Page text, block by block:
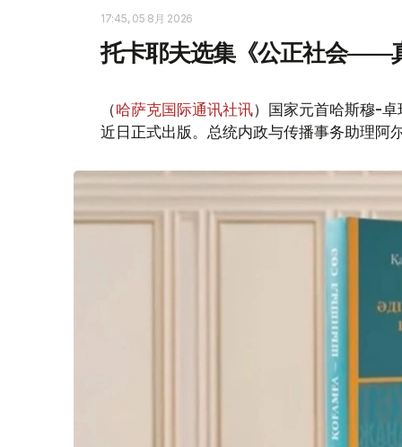
17:45, 05 8月 2026
托卡耶夫选集《公正社会——
（哈萨克国际通讯社讯）国家元首哈斯穆-
近日正式出版。总统内政与传播事务助理阿